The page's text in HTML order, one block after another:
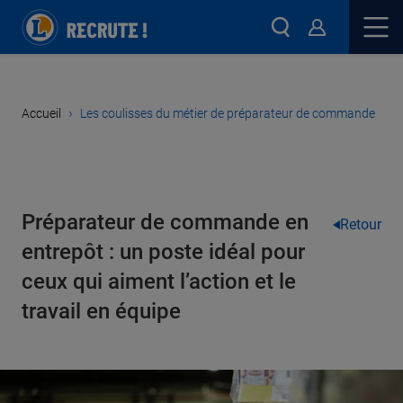
Accueil › Les coulisses du métier de préparateur de commande
Préparateur de commande en
entrepôt : un poste idéal pour
ceux qui aiment l’action et le
travail en équipe
Retour